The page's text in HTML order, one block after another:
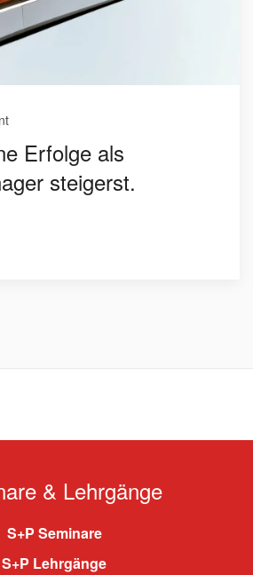
Erfolge als
steigerst.
& Lehrgänge
S+P Seminare
S+P Lehrgänge